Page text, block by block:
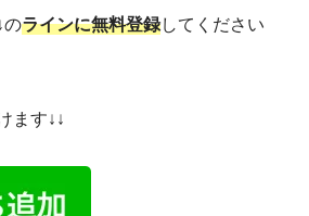
のラインに無料登録してください
ます↓↓